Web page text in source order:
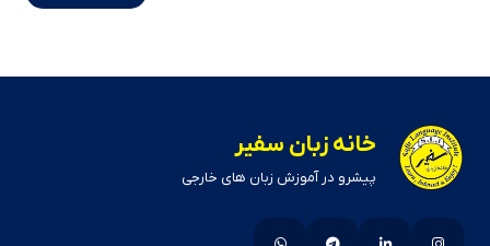
خانه زبان سفیر
پیشرو در آموزش زبان های خارجی